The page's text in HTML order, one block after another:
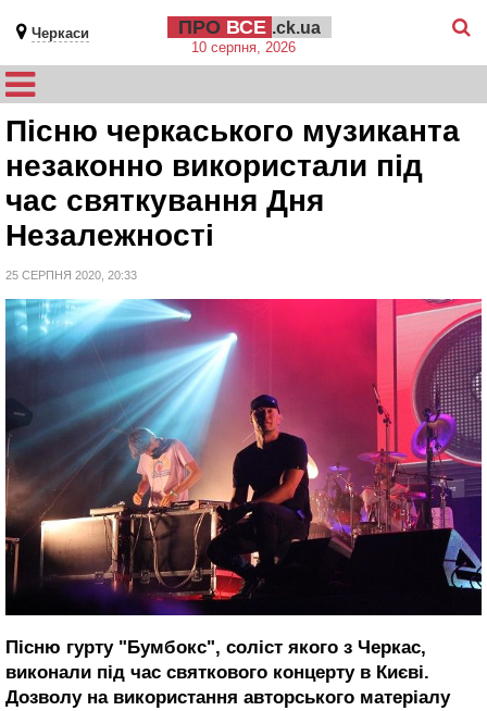
Черкаси ПРО ВСЕ .ck.ua
10 серпня, 2026
Пісню черкаського музиканта
незаконно використали під
час святкування Дня
Незалежності
25 СЕРПНЯ 2020, 20:33
Пісню гурту "Бумбокс", соліст якого з Черкас,
виконали під час святкового концерту в Києві.
Дозволу на використання авторського матеріалу